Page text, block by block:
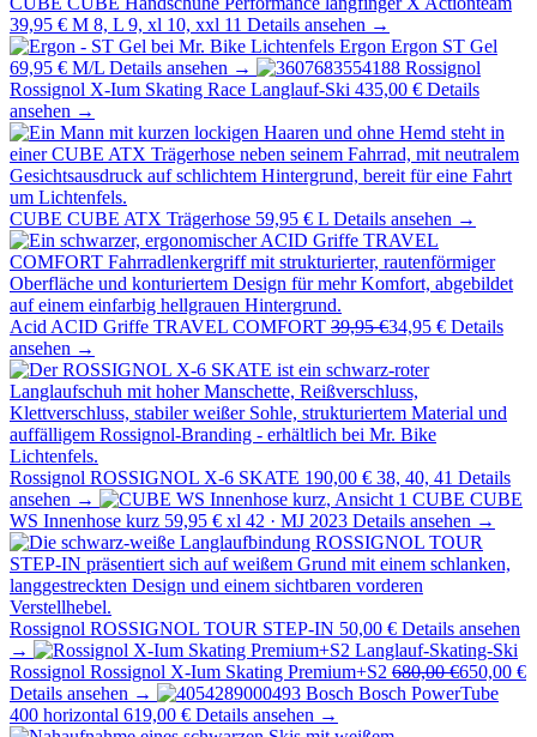
39,95 € M 8, L 9, xl 10, xxl 11 Details ansehen →
Ergon Ergon ST Gel
69,95 € M/L Details ansehen →
Rossignol
Rossignol X-Ium Skating Race Langlauf-Ski 435,00 € Details
ansehen →
CUBE CUBE ATX Trägerhose 59,95 € L Details ansehen →
Acid ACID Griffe TRAVEL COMFORT 39,95 €34,95 € Details
ansehen →
Rossignol ROSSIGNOL X-6 SKATE 190,00 € 38, 40, 41 Details
ansehen →
CUBE CUBE
WS Innenhose kurz 59,95 € xl 42 · MJ 2023 Details ansehen →
Rossignol ROSSIGNOL TOUR STEP-IN 50,00 € Details ansehen
→
Rossignol Rossignol X-Ium Skating Premium+S2 680,00 €650,00 €
Details ansehen →
Bosch Bosch PowerTube
400 horizontal 619,00 € Details ansehen →